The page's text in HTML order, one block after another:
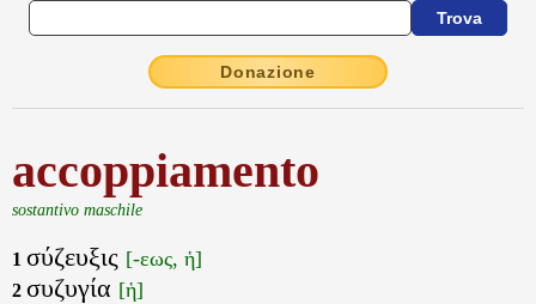
Donazione
accoppiamento
sostantivo maschile
1 σύζευξις [-εως, ἡ]
2 συζυγία [ἡ]